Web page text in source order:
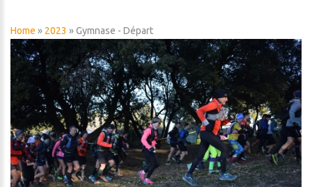
Home » 2023 » Gymnase - Départ